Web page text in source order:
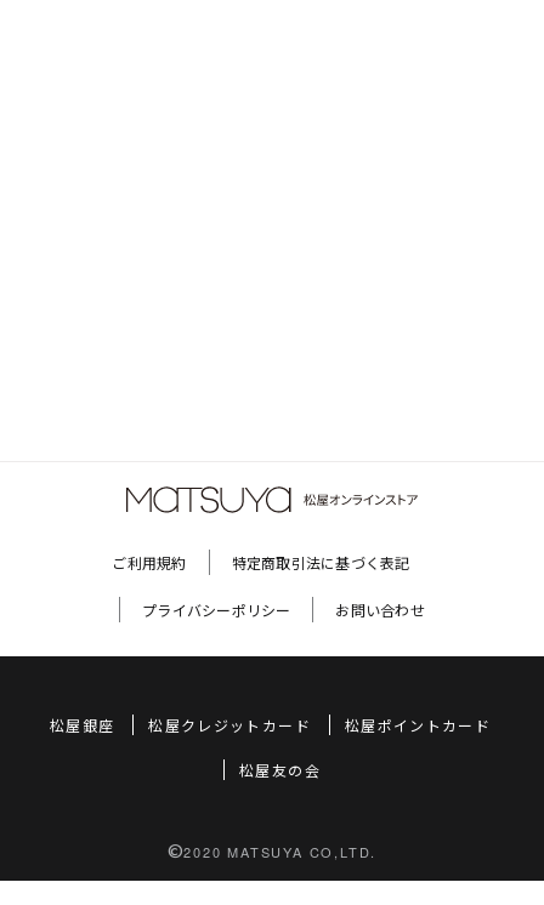
ご利用規約 特定商取引法に基づく表記
プライバシーポリシー お問い合わせ
松屋銀座 松屋クレジットカード 松屋ポイントカード
松屋友の会
©2020 MATSUYA CO,LTD.